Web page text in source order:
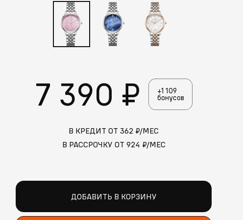
7 390 ₽ +1 109
бонусов
В КРЕДИТ ОТ 362 ₽/МЕС
В РАССРОЧКУ ОТ 924 ₽/МЕС
ДОБАВИТЬ В КОРЗИНУ